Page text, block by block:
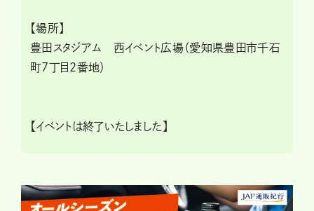
【場所】
豊田スタジアム 西イベント広場（愛知県豊田市千石
町7丁目2番地）
【イベントは終了いたしました】